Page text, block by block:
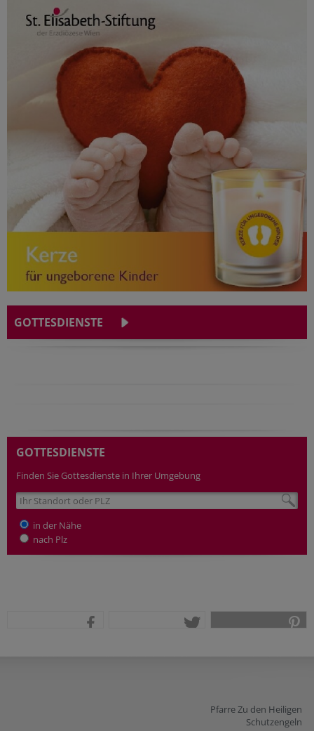
GOTTESDIENSTE
GOTTESDIENSTE
Finden Sie Gottesdienste in Ihrer Umgebung
in der Nähe
nach Plz
Pfarre Zu den Heiligen
Schutzengeln